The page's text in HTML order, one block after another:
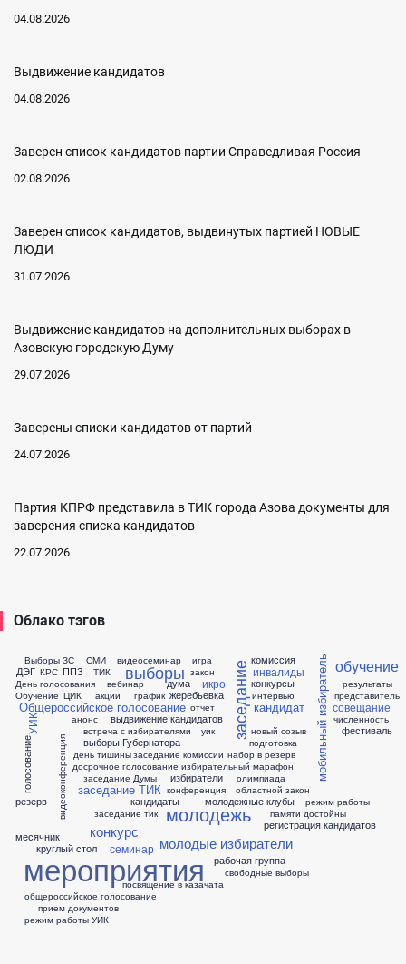
04.08.2026
Выдвижение кандидатов
04.08.2026
Заверен список кандидатов партии Справедливая Россия
02.08.2026
Заверен список кандидатов, выдвинутых партией НОВЫЕ
ЛЮДИ
31.07.2026
Выдвижение кандидатов на дополнительных выборах в
Азовскую городскую Думу
29.07.2026
Заверены списки кандидатов от партий
24.07.2026
Партия КПРФ представила в ТИК города Азова документы для
заверения списка кандидатов
22.07.2026
Облако тэгов
Выборы ЗС
ДЭГ
День голосования
КРС
Обучение
Общероссийское голосование
ППЗ
СМИ
ТИК
УИК
ЦИК
акции
анонс
вебинар
видеоконференция
видеосеминар
встреча с избирателями
выборы
выборы Губернатора
выдвижение кандидатов
голосование
график
день тишины
досрочное голосование
дума
жеребьевка
закон заседание
заседание Думы
заседание ТИК
заседание комиссии
заседание тик
игра
избиратели
избирательный марафон
икро
инвалиды
интервью
кандидат
кандидаты
комиссия
конкурс
конкурсы
конференция
круглый стол
мероприятия
месячник
мобильный избиратель
молодежные клубы
молодежь
молодые избиратели
набор в резерв
новый созыв
областной закон
обучение
общероссийское голосование
олимпиада
отчет
памяти достойны
подготовка
посвящение в казачата
представитель
прием документов
рабочая группа
регистрация кандидатов
режим работы
режим работы УИК
резерв
результаты
свободные выборы
семинар
совещание
уик фестиваль
численность